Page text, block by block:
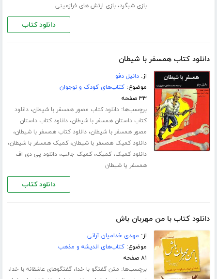
بازی شبگرد،بازی ارتش های فرازمینی
دانلود کتاب
دانلود کتاب همسفر با شیطان
از:دانیل دفو
موضوع:کتاب‌های کودک و نوجوان
۳۳ صفحه
برچسب‌ها:دانلود کتاب مصور همسفر با شیطان،دانلود
کتاب داستان همسفر با شیطان،دانلود کتاب داستان
مصور همسفر با شیطان،دانلود کتاب همسفر با شیطان،
دانلود کمیک همسفر با شیطان،کمیک همسفر با شیطان،
دانلود کمیک،کمیک،کمیک جالب،دانلود پی دی اف
همسفر یا شیطان
دانلود کتاب
دانلود کتاب با من مهربان باش
از: مهدی خدامیان آرانی
موضوع:کتاب‌های اندیشه و مذهب
۸۱ صفحه
برچسب‌ها: متن گفتگو با خدا،گفتگوهای عاشقانه با خدا،